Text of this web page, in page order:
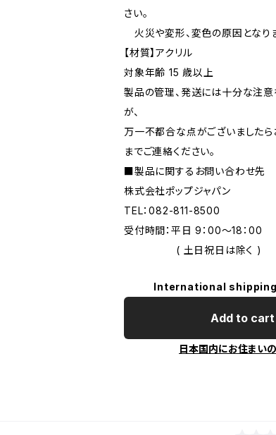
さい。
火災や変形、変色の原因となり
【材質】アクリル
対象年齢 15 歳以上
製品の管理、発送には十分な注意
が、
万一不都合な点がございました
までご連絡ください。
■製品に関するお問い合わせ先
株式会社ポップジャパン
TEL：082-811-8500
受付時間：平日 9：00～18：00
( 土日祝日は除く )
International
Add to cart
日本国内にお住まい